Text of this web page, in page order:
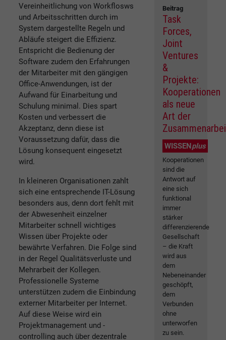
Vereinheitlichung von Workflosws
und Arbeitsschritten durch im
System dargestellte Regeln und
Abläufe steigert die Effizienz.
Entspricht die Bedienung der
Software zudem den Erfahrungen
der Mitarbeiter mit den gängigen
Office-Anwendungen, ist der
Aufwand für Einarbeitung und
Schulung minimal. Dies spart
Kosten und verbessert die
Akzeptanz, denn diese ist
Voraussetzung dafür, dass die
Lösung konsequent eingesetzt
wird.
In kleineren Organisationen zahlt
sich eine entsprechende IT-Lösung
besonders aus, denn dort fehlt mit
der Abwesenheit einzelner
Mitarbeiter schnell wichtiges
Wissen über Projekte oder
bewährte Verfahren. Die Folge sind
in der Regel Qualitätsverluste und
Mehrarbeit der Kollegen.
Professionelle Systeme
unterstützen zudem die Einbindung
externer Mitarbeiter per Internet.
Auf diese Weise wird ein
Projektmanagement und -
controlling auch über dezentrale
Beitrag
Task
Forces,
Joint
Ventures
&
Projekte:
Kooperationen
als neue
Art der
WISSENplus
Kooperationen
sind die
Antwort auf
eine sich
funktional
immer
stärker
differenzierende
Gesellschaft
– die Kraft
wird aus
dem
Nebeneinander
geschöpft,
dem
Verbunden
ohne
unterworfen
zu sein.